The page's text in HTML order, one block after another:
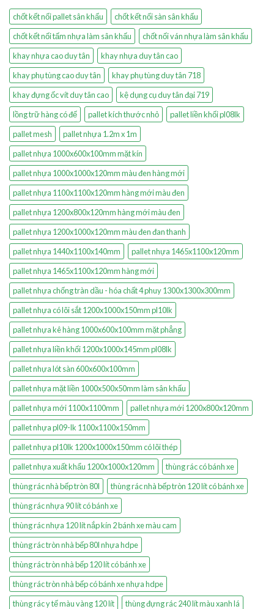
chốt kết nối pallet sân khấu
chốt kết nối sàn sân khấu
chốt kết nối tấm nhựa làm sân khấu
chốt nối ván nhựa làm sân khấu
khay nhựa cao duy tân
khay nhựa duy tân cao
khay phụ tùng cao duy tân
khay phụ tùng duy tân 718
khay đựng ốc vít duy tân cao
kệ dụng cụ duy tân đại 719
lồng trữ hàng có đế
pallet kích thước nhỏ
pallet liền khối pl08lk
pallet mesh
pallet nhựa 1.2m x 1m
pallet nhựa 1000x600x100mm mặt kín
pallet nhựa 1000x1000x120mm màu đen hàng mới
pallet nhựa 1100x1100x120mm hàng mới màu đen
pallet nhựa 1200x800x120mm hàng mới màu đen
pallet nhựa 1200x1000x120mm màu đen đan thanh
pallet nhựa 1440x1100x140mm
pallet nhựa 1465x1100x120mm
pallet nhựa 1465x1100x120mm hàng mới
pallet nhựa chống tràn dầu - hóa chất 4 phuy 1300x1300x300mm
pallet nhựa có lõi sắt 1200x1000x150mm pl10lk
pallet nhựa kê hàng 1000x600x100mm mặt phẳng
pallet nhựa liền khối 1200x1000x145mm pl08lk
pallet nhựa lót sàn 600x600x100mm
pallet nhựa mặt liền 1000x500x50mm làm sân khấu
pallet nhựa mới 1100x1100mm
pallet nhựa mới 1200x800x120mm
pallet nhựa pl09-lk 1100x1100x150mm
pallet nhựa pl10lk 1200x1000x150mm có lõi thép
pallet nhựa xuất khẩu 1200x1000x120mm
thùng rác có bánh xe
thùng rác nhà bếp tròn 80l
thùng rác nhà bếp tròn 120 lít có bánh xe
thùng rác nhựa 90 lít có bánh xe
thùng rác nhựa 120 lít nắp kín 2 bánh xe màu cam
thùng rác tròn nhà bếp 80l nhựa hdpe
thùng rác tròn nhà bếp 120 lít có bánh xe
thùng rác tròn nhà bếp có bánh xe nhựa hdpe
thùng rác y tế màu vàng 120 lít
thùng đựng rác 240 lít màu xanh lá